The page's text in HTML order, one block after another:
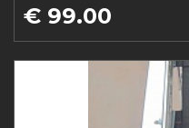
€ 99.00